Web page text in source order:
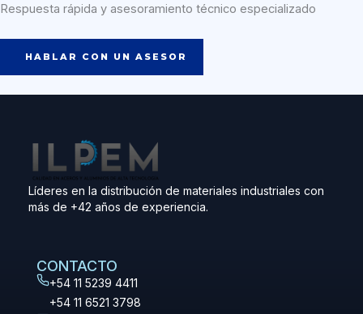
Respuesta rápida y asesoramiento técnico especializado
HABLAR CON UN ASESOR
Líderes en la distribución de materiales industriales con
más de +42 años de experiencia.
CONTACTO
+54 11 5239 4411
+54 11 6521 3798